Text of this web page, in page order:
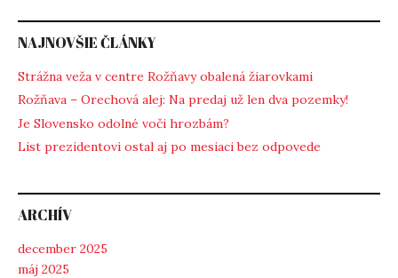
NAJNOVŠIE ČLÁNKY
Strážna veža v centre Rožňavy obalená žiarovkami
Rožňava – Orechová alej: Na predaj už len dva pozemky!
Je Slovensko odolné voči hrozbám?
List prezidentovi ostal aj po mesiaci bez odpovede
ARCHÍV
december 2025
máj 2025